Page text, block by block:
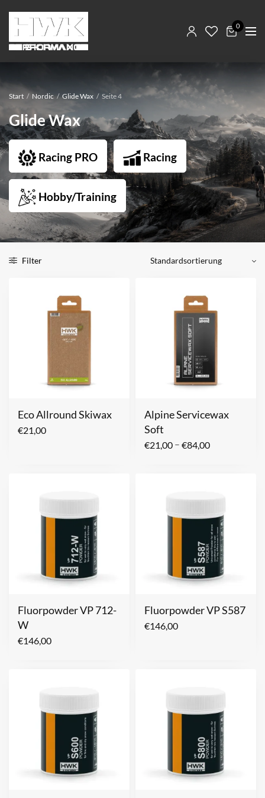
0
Start / Nordic / Glide Wax / Seite 4
Glide Wax
Racing PRO Racing
Hobby/Training
Filter
Eco Allround Skiwax
€21,00
Alpine Servicewax
Soft
€21,00 – €84,00
Fluorpowder VP 712-
W
€146,00
Fluorpowder VP S587
€146,00